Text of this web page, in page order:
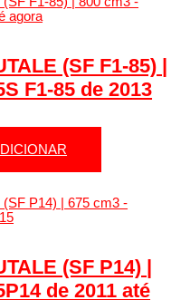
(SF F1-85) |
F1-85 de 2013
(SF P14) |
de 2011 até